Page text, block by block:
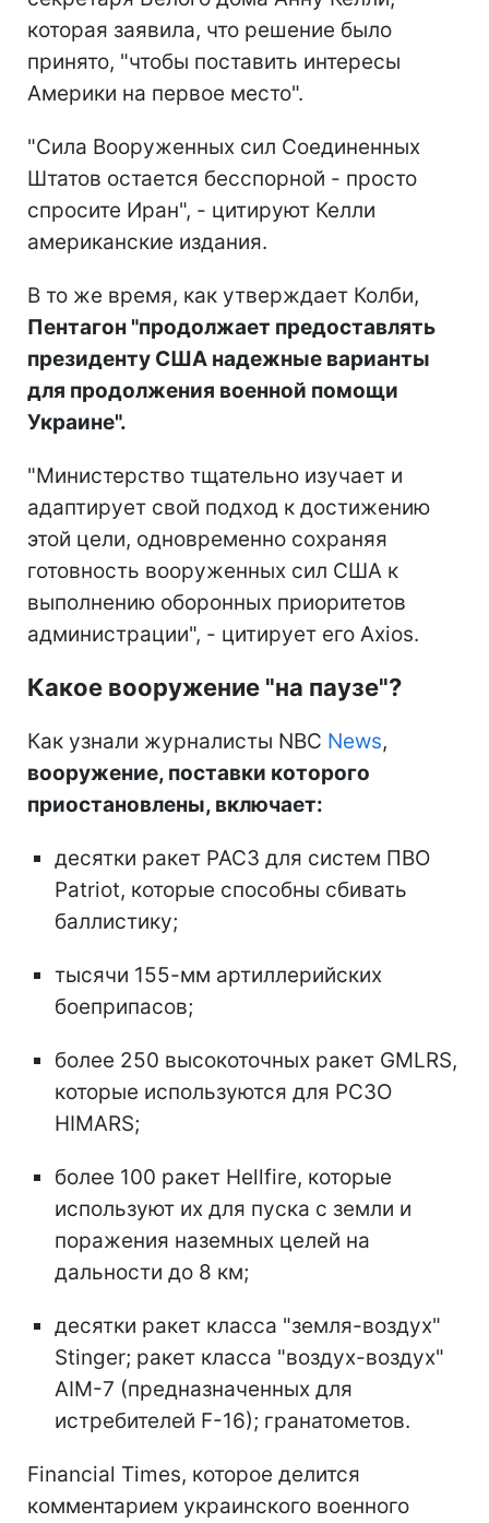
которая заявила, что решение было
принято, "чтобы поставить интересы
Америки на первое место".
"Сила Вооруженных сил Соединенных
Штатов остается бесспорной - просто
спросите Иран", - цитируют Келли
американские издания.
В то же время, как утверждает Колби,
Пентагон "продолжает предоставлять
президенту США надежные варианты
для продолжения военной помощи
Украине".
"Министерство тщательно изучает и
адаптирует свой подход к достижению
этой цели, одновременно сохраняя
готовность вооруженных сил США к
выполнению оборонных приоритетов
администрации", - цитирует его Axios.
Какое вооружение "на паузе"?
Как узнали журналисты NBC News,
вооружение, поставки которого
приостановлены, включает:
десятки ракет PAC3 для систем ПВО
Patriot, которые способны сбивать
баллистику;
тысячи 155-мм артиллерийских
боеприпасов;
более 250 высокоточных ракет GMLRS,
которые используются для РСЗО
HIMARS;
более 100 ракет Hellfire, которые
используют их для пуска с земли и
поражения наземных целей на
дальности до 8 км;
десятки ракет класса "земля-воздух"
Stinger; ракет класса "воздух-воздух"
AIM-7 (предназначенных для
истребителей F-16); гранатометов.
Financial Times, которое делится
комментарием украинского военного